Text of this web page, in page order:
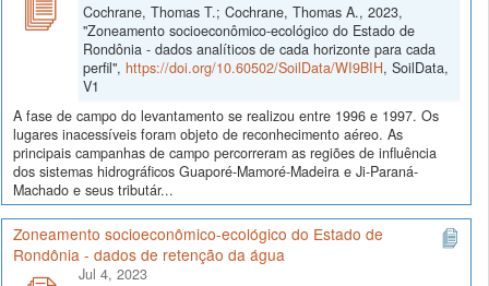
Cochrane, Thomas T.; Cochrane, Thomas A., 2023,
"Zoneamento socioeconômico-ecológico do Estado de
Rondônia - dados analíticos de cada horizonte para cada
perfil", https://doi.org/10.60502/SoilData/WI9BIH, SoilData,
V1
A fase de campo do levantamento se realizou entre 1996 e 1997. Os
lugares inacessíveis foram objeto de reconhecimento aéreo. As
principais campanhas de campo percorreram as regiões de influência
dos sistemas hidrográficos Guaporé-Mamoré-Madeira e Ji-Paraná-
Machado e seus tributár...
Zoneamento socioeconômico-ecológico do Estado de
Rondônia - dados de retenção da água
Jul 4, 2023